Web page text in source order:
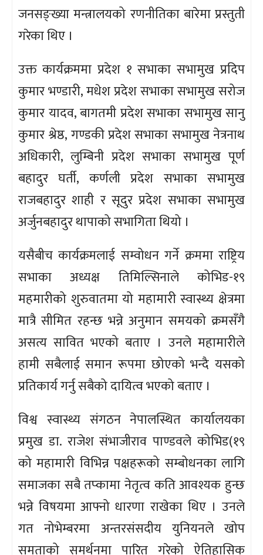
जनसङ्ख्या मन्त्रालयको रणनीतिका बारेमा प्रस्तुती
गरेका थिए ।
उक्त कार्यक्रममा प्रदेश १ सभाका सभामुख प्रदिप
कुमार भण्डारी, मधेश प्रदेश सभाका सभामुख सरोज
कुमार यादव, बागतमी प्रदेश सभाका सभामुख सानु
कुमार श्रेष्ठ, गण्डकी प्रदेश सभाका सभामुख नेत्रनाथ
अधिकारी, लुम्बिनी प्रदेश सभाका सभामुख पूर्ण
बहादुर घर्ती, कर्णली प्रदेश सभाका सभामुख
राजबहादुर शाही र सूदुर प्रदेश सभाका सभामुख
अर्जुनबहादुर थापाको सभागिता थियो ।
यसैबीच कार्यक्रमलाई सम्वोधन गर्ने क्रममा राष्ट्रिय
सभाका अध्यक्ष तिमिल्सिनाले कोभिड-१९
महमारीको शुरुवातमा यो महामारी स्वास्थ्य क्षेत्रमा
मात्रै सीमित रहन्छ भन्ने अनुमान समयको क्रमसँगै
असत्य सावित भएको बताए । उनले महामारीले
हामी सबैलाई समान रूपमा छोएको भन्दै यसको
प्रतिकार्य गर्नु सबैको दायित्व भएको बताए ।
विश्व स्वास्थ्य संगठन नेपालस्थित कार्यालयका
प्रमुख डा. राजेश संभाजीराव पाण्डवले कोभिड(१९
को महामारी विभिन्न पक्षहरूको सम्बोधनका लागि
समाजका सबै तप्कामा नेतृत्व कति आवश्यक हुन्छ
भन्ने विषयमा आफ्नो धारणा राखेका थिए । उनले
गत नोभेम्बरमा अन्तरसंसदीय युनियनले खोप